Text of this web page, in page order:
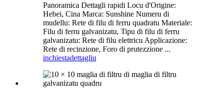
Panoramica Dettagli rapidi Locu d'Origine:
Hebei, Cina Marca: Sunshine Numeru di
mudellu: Rete di filu di ferru quadratu Materiale:
Filu di ferru galvanizatu, Tipu di filu di ferru
galvanizatu: Rete di filu elettricu Applicazione:
Rete di recinzione, Foro di prutezzione ...
inchiestadettagliu